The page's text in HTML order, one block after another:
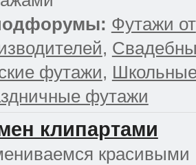
Футажи от
,
футажи,
футажи
клипартами
красивыми